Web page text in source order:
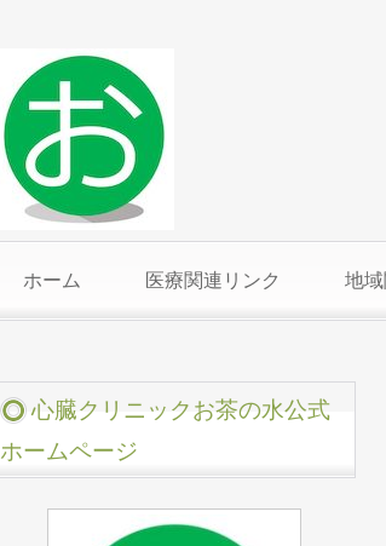
ホーム 医療関連リンク 地
心臓クリニックお茶の水公式
ホームページ